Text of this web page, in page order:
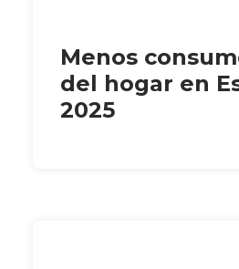
Menos
del hogar en
2025